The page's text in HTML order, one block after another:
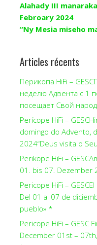
Alahady III
Febroary 2024
“Ny Mesia miseho
Articles récents
Перикопа HiFi –
неделю Адвента с 1
посещает Свой
Perícope HiFi –
domingo do Advento,
2024“Deus visita o
Perikope HiFi –
01. bis 07. Dezember
Pericope HiFi –
Del 01 al 07 de
pueblo» *
Pericope HiFi – GESC
December 01st –